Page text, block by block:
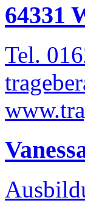
64331
Tel.